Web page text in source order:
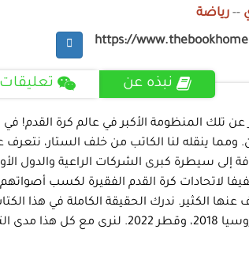
-- رياضة
https://
نبذه عن تعليقات
المنظومة الأكبر في عالم كرة القدم! في
ومما ينقله لنا الكاتب من خلف الستار،
سيطرة كبرى الشركات الراعية والدول
كرة القدم الفقيرة لكسب أصواتهم،
الكثير. ندرك الحقيقة الكاملة في هذا
2010، وتنظيم كأس العالم في ألمانيا 2006،